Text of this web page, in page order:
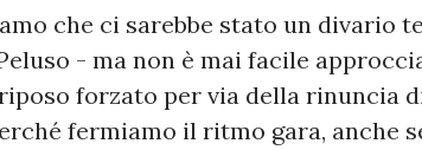
che ci sarebbe stato un divario
- ma non è mai facile
forzato per via della rinuncia
fermiamo il ritmo gara, anche